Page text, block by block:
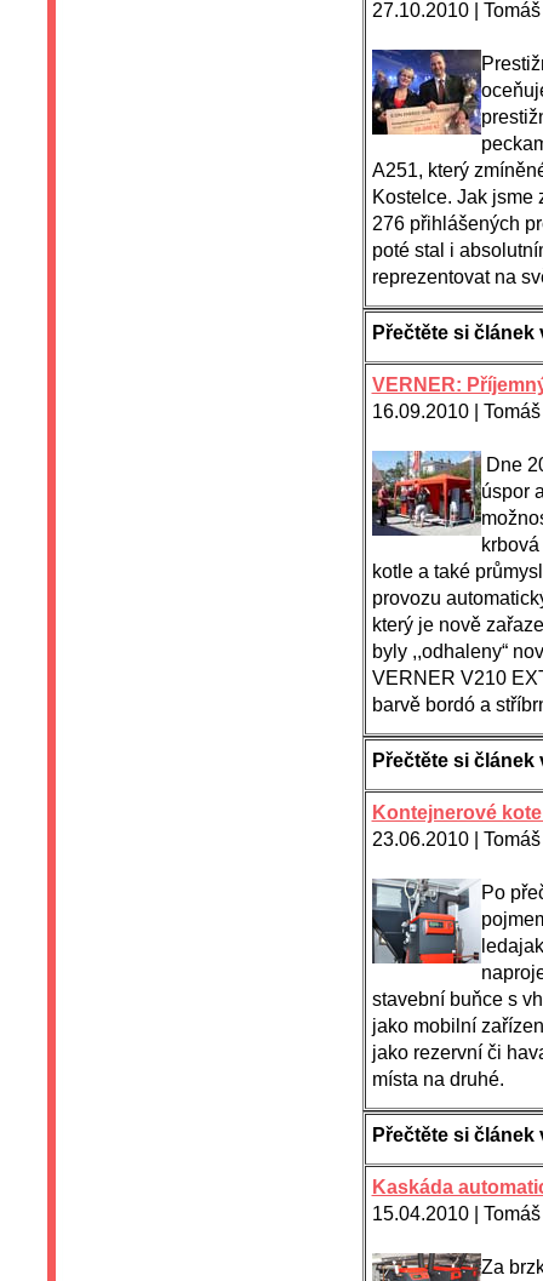
27.10.2010 |
A251, který
Kostelce. Jak jsme
276 přihlášených
poté stal i
reprezentovat na
Přečtěte si článek
VERNER:
16.09.2010 |
Dne
úspor
kotle a také
provozu
který je nově
byly ,,odhaleny“
VERNER V210
barvě bordó a
Přečtěte si článek
Kontejnerové
23.06.2010 |
Po
stavební buňce s
jako mobilní
jako rezervní či
místa na druhé.
Přečtěte si článek
Kaskáda
15.04.2010 |
Za